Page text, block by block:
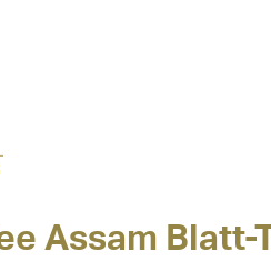
Assam Blatt-